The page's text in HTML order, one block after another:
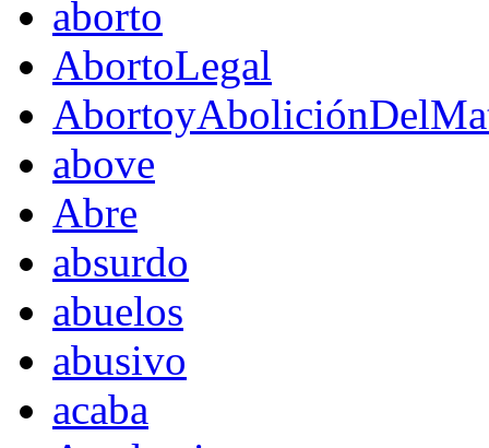
aborto
AbortoLegal
above
Abre
absurdo
abuelos
abusivo
acaba